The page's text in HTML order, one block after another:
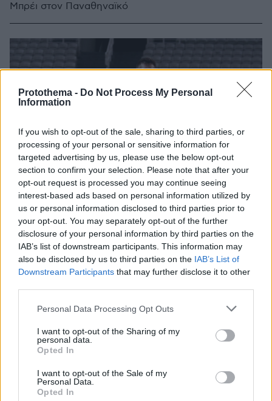
Protothema - Do Not Process My Personal
Information
If you wish to opt-out of the sale, sharing to third parties, or
processing of your personal or sensitive information for
targeted advertising by us, please use the below opt-out
section to confirm your selection. Please note that after your
opt-out request is processed you may continue seeing
interest-based ads based on personal information utilized by
us or personal information disclosed to third parties prior to
your opt-out. You may separately opt-out of the further
disclosure of your personal information by third parties on the
IAB’s list of downstream participants. This information may
also be disclosed by us to third parties on the IAB’s List of
Downstream Participants that may further disclose it to other
Please note that this website/app uses one or more Google
not limited to your visit or usage behaviour. You may click to
grant or deny consent to Google and its third-party tags to
use your data for below specified purposes in below Google
consent section.
Personal Data Processing Opt Outs
I want to opt-out of the Sharing of my
personal data.
Opted In
I want to opt-out of the Sale of my
Personal Data.
Opted In
Μπρέι στον Παναθηναϊκό
Stoiximan Basket League, Παναθηναϊκός-Άρης 94-72:
Ονειρικό ντεμπούτο Μπρέι με τρίποντη «καταιγίδα»
Καλύτερο ντεμπούτο δεν θα μπορούσε να φανταστέι
Άρη με 94-72 και ο Αμερικανός είχε 25 πόντους με
8/14 τρίποντα στην παρθενική του εμφάνιση με τα
28.02.2021, 21:59